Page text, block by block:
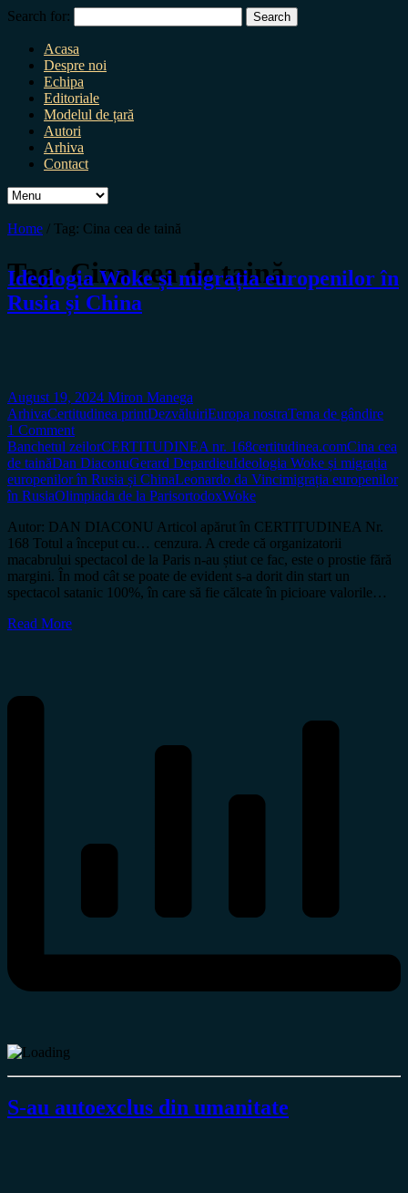
Search for:
Acasa
Despre noi
Echipa
Editoriale
Modelul de țară
Autori
Arhiva
Contact
Home / Tag: Cina cea de taină
Tag:Cina cea de taină
Ideologia Woke și migrația europenilor în
Rusia și China
August 19, 2024 Miron Manega
ArhivaCertitudinea printDezvăluiriEuropa nostraTema de gândire
1 Comment
Banchetul zeilorCERTITUDINEA nr. 168certitudinea.comCina cea
de tainăDan DiaconuGerard DepardieuIdeologia Woke și migrația
europenilor în Rusia și ChinaLeonardo da Vincimigrația europenilor
în RusiaOlimpiada de la ParisortodoxWoke
Autor: DAN DIACONU Articol apărut în CERTITUDINEA Nr.
168 Totul a început cu… cenzura. A crede că organizatorii
macabrului spectacol de la Paris n-au știut ce fac, este o prostie fără
margini. În mod cât se poate de evident s-a dorit din start un
spectacol satanic 100%, în care să fie călcate în picioare valorile…
Read More
S-au autoexclus din umanitate